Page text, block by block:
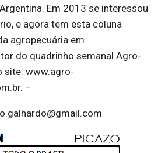
Em 2013 se interessou
e agora tem esta coluna
agropecuária em
do quadrinho semanal Agro-
site: www.agro-
–